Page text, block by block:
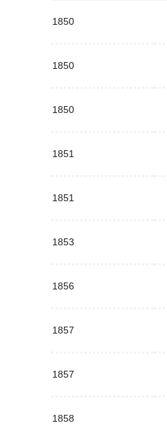
1850
1850
1850
1851
1851
1853
1856
1857
1857
1858